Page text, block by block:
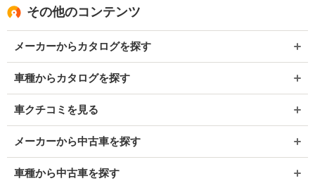
その他のコンテンツ
メーカーからカタログを探す
車種からカタログを探す
車クチコミを見る
メーカーから中古車を探す
車種から中古車を探す